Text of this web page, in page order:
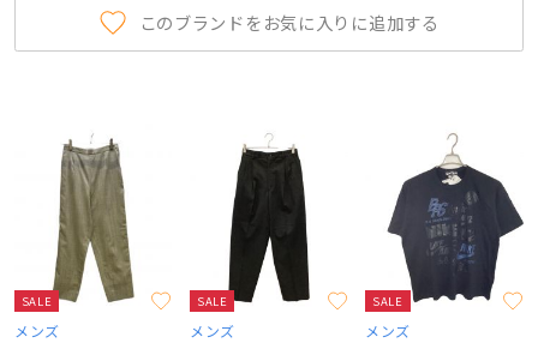
このブランドをお気に入りに追加する
SALE
メンズ
SALE
メンズ
SALE
メンズ